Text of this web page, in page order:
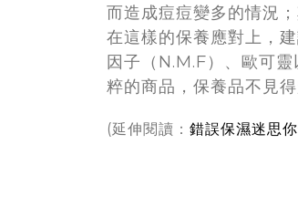
而造成痘痘變多的情況
在這樣的保養應對上，
因子（N.M.F）、歐可
粹的商品，保養品不見
(延伸閱讀： 錯誤保濕迷思